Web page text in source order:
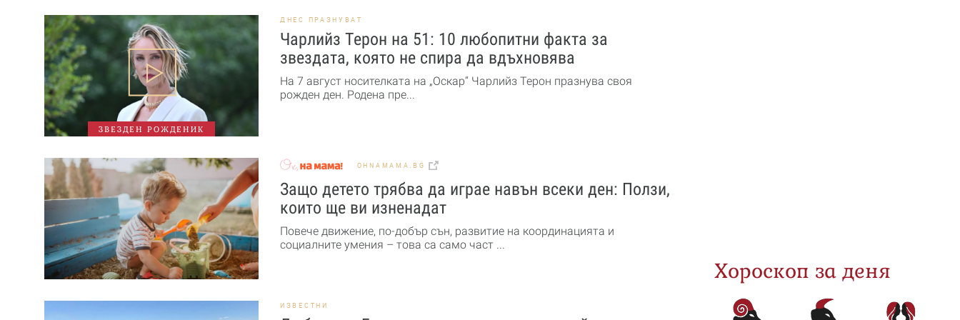
ЗВЕЗДЕН РОЖДЕНИК
ДНЕС ПРАЗНУВАТ
Чарлийз Терон на 51: 10 любопитни факта за
звездата, която не спира да вдъхновява
На 7 август носителката на „Оскар“ Чарлийз Терон празнува своя
рожден ден. Родена пре...
OHNAMAMA.BG
Защо детето трябва да играе навън всеки ден: Ползи,
които ще ви изненадат
Повече движение, по-добър сън, развитие на координацията и
социалните умения – това са само част ...
ИЗВЕСТНИ
Хороскоп за деня